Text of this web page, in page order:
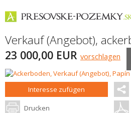
Verkauf (Angebot),
23 000,00 EUR vorschlagen
Interesse zufügen
Drucken